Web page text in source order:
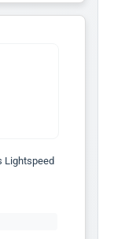
Lightspeed